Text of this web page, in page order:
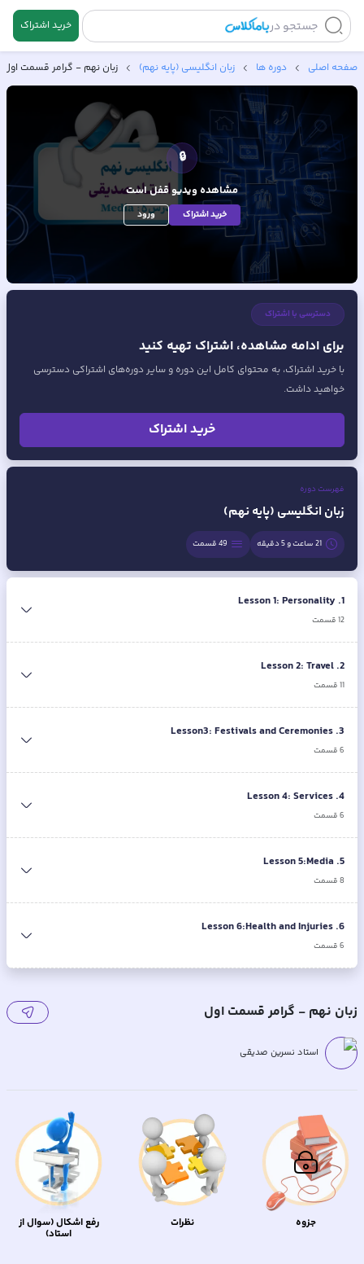
جستجو در خرید اشتراک
صفحه اصلی دوره ها زبان انگلیسی (پایه نهم) زبان نهم - گرامر قسمت اول
🔒
مشاهده ویدیوقفل است
خرید اشتراک ورود
دسترسی با اشتراک
برای ادامه مشاهده، اشتراک تهیه کنید
با خرید اشتراک، به محتوای کامل این دوره و سایر دوره‌های اشتراکی دسترسی
خواهید داشت.
خرید اشتراک
فهرست دوره
زبان انگلیسی (پایه نهم)
21 ساعت و 5 دقیقه 49قسمت
1
.
Lesson 1: Personality
12قسمت
2
.
Lesson 2: Travel
11قسمت
3
.
Lesson3: Festivals and Ceremonies
6قسمت
4
.
Lesson 4: Services
6قسمت
5
.
Lesson 5:Media
8قسمت
6
.
Lesson 6:Health and Injuries
6قسمت
زبان نهم - گرامر قسمت اول
استاد نسرین صدیقی
جزوه نظرات رفع اشکال (سوال از
استاد)